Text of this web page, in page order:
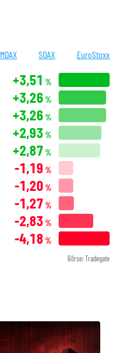
MDAX SDAX EuroStoxx
+3,51 %
+3,26 %
+3,26 %
+2,93 %
+2,87 %
-1,19 %
-1,20 %
-1,27 %
-2,83 %
-4,18 %
Börse: Tradegate